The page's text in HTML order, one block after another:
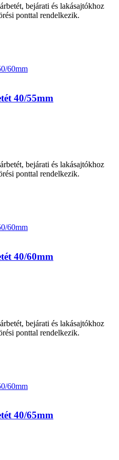
bejárati és lakásajtókhoz
ponttal rendelkezik.
40/55mm
bejárati és lakásajtókhoz
ponttal rendelkezik.
40/60mm
bejárati és lakásajtókhoz
ponttal rendelkezik.
40/65mm